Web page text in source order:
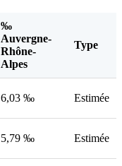
‰
Auvergne-
Rhône-
Alpes
Type
6,03 ‰ Estimée
5,79 ‰ Estimée